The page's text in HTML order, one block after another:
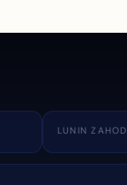
LUNIN ZAHOD